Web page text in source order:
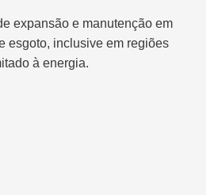
expansão e manutenção em
esgoto, inclusive em regiões
à energia.